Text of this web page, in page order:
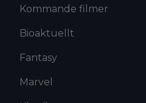
Kommande filmer
Bioaktuellt
Fantasy
Marvel